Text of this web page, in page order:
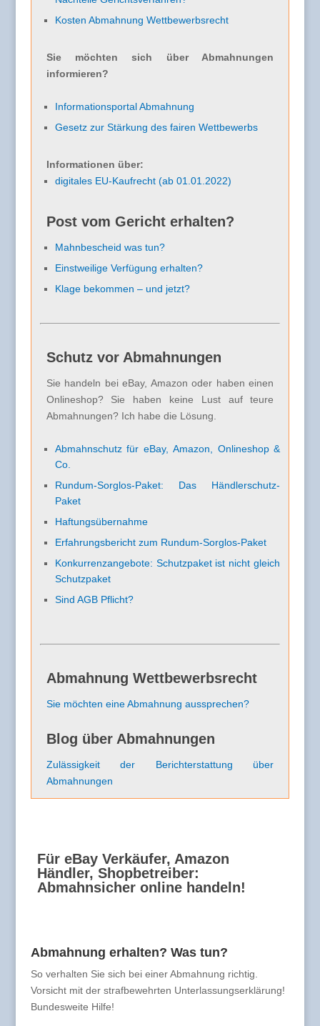
Kosten Abmahnung Wettbewerbsrecht
Sie möchten sich über Abmahnungen
informieren?
Informationsportal Abmahnung
Gesetz zur Stärkung des fairen Wettbewerbs
Informationen über:
digitales EU-Kaufrecht (ab 01.01.2022)
Post vom Gericht erhalten?
Mahnbescheid was tun?
Einstweilige Verfügung erhalten?
Klage bekommen – und jetzt?
Schutz vor Abmahnungen
Sie handeln bei eBay, Amazon oder haben einen
Onlineshop? Sie haben keine Lust auf teure
Abmahnungen? Ich habe die Lösung.
Abmahnschutz für eBay, Amazon, Onlineshop &
Co.
Rundum-Sorglos-Paket: Das Händlerschutz-
Paket
Haftungsübernahme
Erfahrungsbericht zum Rundum-Sorglos-Paket
Konkurrenzangebote: Schutzpaket ist nicht gleich
Schutzpaket
Sind AGB Pflicht?
Abmahnung Wettbewerbsrecht
Sie möchten eine Abmahnung aussprechen?
Blog über Abmahnungen
Zulässigkeit der Berichterstattung über
Abmahnungen
Für eBay Verkäufer, Amazon
Händler, Shopbetreiber:
Abmahnsicher online handeln!
Abmahnung erhalten? Was tun?
So verhalten Sie sich bei einer Abmahnung richtig.
Vorsicht mit der strafbewehrten Unterlassungserklärung!
Bundesweite Hilfe!